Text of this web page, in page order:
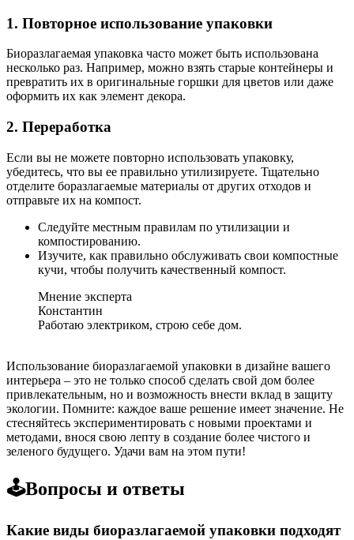
1. Повторное использование упаковки
Биоразлагаемая упаковка часто может быть использована
несколько раз. Например, можно взять старые контейнеры и
превратить их в оригинальные горшки для цветов или даже
оформить их как элемент декора.
2. Переработка
Если вы не можете повторно использовать упаковку,
убедитесь, что вы ее правильно утилизируете. Тщательно
отделите боразлагаемые материалы от других отходов и
отправьте их на компост.
Следуйте местным правилам по утилизации и
компостированию.
Изучите, как правильно обслуживать свои компостные
кучи, чтобы получить качественный компост.
Мнение эксперта
Константин
Работаю электриком, строю себе дом.
Использование биоразлагаемой упаковки в дизайне вашего
интерьера – это не только способ сделать свой дом более
привлекательным, но и возможность внести вклад в защиту
экологии. Помните: каждое ваше решение имеет значение. Не
стесняйтесь экспериментировать с новыми проектами и
методами, внося свою лепту в создание более чистого и
зеленого будущего. Удачи вам на этом пути!
🕹️Вопросы и ответы
Какие виды биоразлагаемой упаковки подходят